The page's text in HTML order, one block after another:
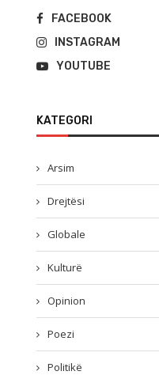
FACEBOOK
INSTAGRAM
YOUTUBE
KATEGORI
Arsim
Drejtësi
Globale
Kulturë
Opinion
Poezi
Politikë